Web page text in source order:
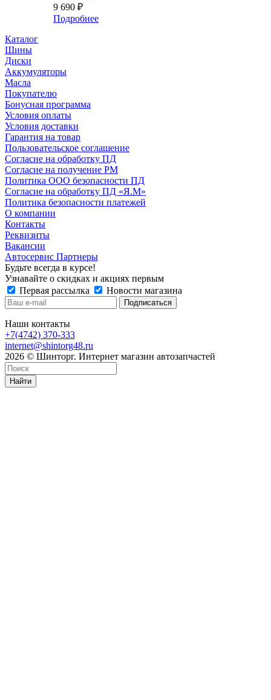
9 690 ₽
Подробнее
Каталог
Шины
Диски
Аккумуляторы
Масла
Покупателю
Бонусная программа
Условия оплаты
Условия доставки
Гарантия на товар
Пользовательское соглашение
Согласие на обработку ПД
Согласие на получение РМ
Политика ООО безопасности ПД
Согласие на обработку ПД «Я.М»
Политика безопасности платежей
О компании
Контакты
Реквизиты
Вакансии
Автосервис Партнеры
Будьте всегда в курсе!
Узнавайте о скидках и акциях первым
Первая рассылка
Новости магазина
Наши контакты
+7(4742) 370-333
internet@shintorg48.ru
2026 © Шинторг. Интернет магазин автозапчастей
Найти